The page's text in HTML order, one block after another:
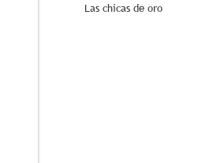
Las chicas de oro